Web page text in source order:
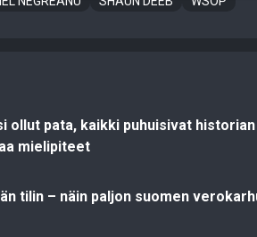
ollut pata, kaikki puhuisivat
mielipiteet
tilin – näin paljon suomen